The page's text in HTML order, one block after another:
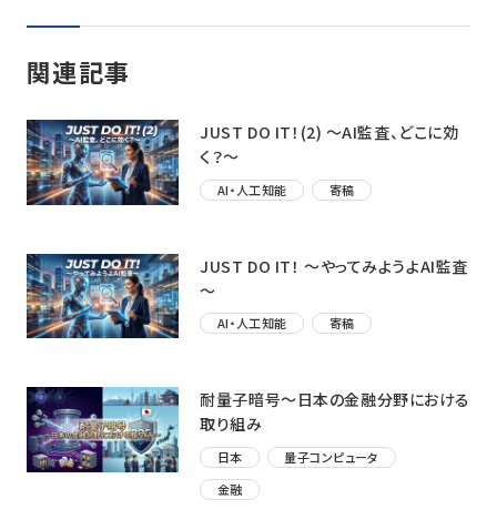
関連記事
JUST DO IT！(2) ～AI監査、どこに効
く？〜
AI・人工知能 寄稿
JUST DO IT！ ～やってみようよAI監査
～
AI・人工知能 寄稿
耐量子暗号～日本の金融分野における
取り組み
日本
量子コンピュータ
金融